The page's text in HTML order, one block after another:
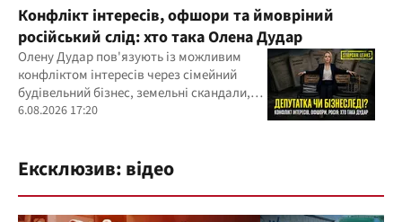
Конфлікт інтересів, офшори та ймовріний
російський слід: хто така Олена Дудар
Олену Дудар пов'язують із можливим
конфліктом інтересів через сімейний
будівельний бізнес, земельні скандали,
судові справи
6.08.2026 17:20
Ексклюзив: відео